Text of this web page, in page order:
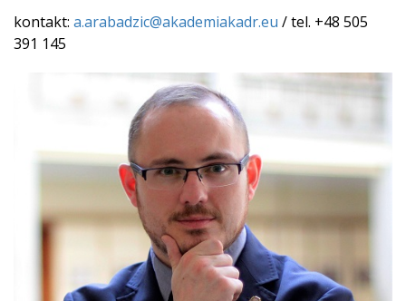
kontakt: a.arabadzic@akademiakadr.eu / tel. +48 505
391 145